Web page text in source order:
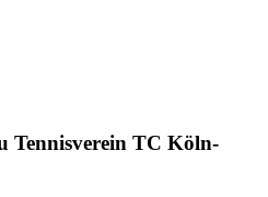
Tennisverein TC Köln-